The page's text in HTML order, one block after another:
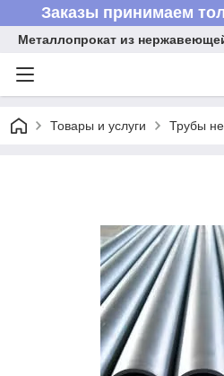
Заказы принимаем
Металлопрокат из
Товары и услуги Трубы